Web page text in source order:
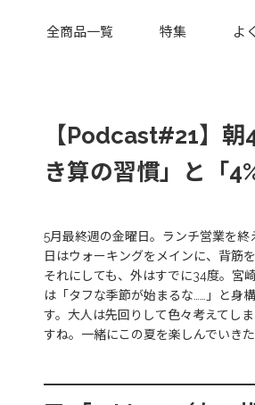
全商品一覧 特集 よ
【Podcast#21】朝
き算の習慣」と「
5月最終週の金曜日。ランチ営業を
日はウォーキングをメインに、背筋
それにしても、外はすでに34度。宮
は「タフな季節が始まるな……」と身
す。大人は先回りして色々考えてし
すね。一緒にこの夏を楽しんでいきた